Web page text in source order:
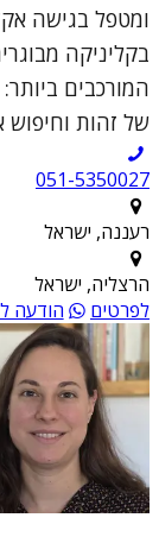
ומטפל בגישה
בקליניקה
המורכבים
של זהות
051-5350027
רעננה, ישראל
הרצליה, ישראל
לפרטים
הודעה